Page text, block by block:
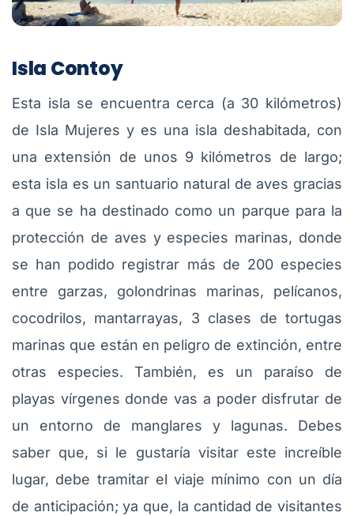
Isla Contoy
Esta isla se encuentra cerca (a 30 kilómetros)
de Isla Mujeres y es una isla deshabitada, con
una extensión de unos 9 kilómetros de largo;
esta isla es un santuario natural de aves gracias
a que se ha destinado como un parque para la
protección de aves y especies marinas, donde
se han podido registrar más de 200 especies
entre garzas, golondrinas marinas, pelícanos,
cocodrilos, mantarrayas, 3 clases de tortugas
marinas que están en peligro de extinción, entre
otras especies. También, es un paraíso de
playas vírgenes donde vas a poder disfrutar de
un entorno de manglares y lagunas. Debes
saber que, si le gustaría visitar este increíble
lugar, debe tramitar el viaje mínimo con un día
de anticipación; ya que, la cantidad de visitantes